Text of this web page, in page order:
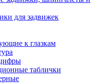
для задвижек
к глазкам
таблички